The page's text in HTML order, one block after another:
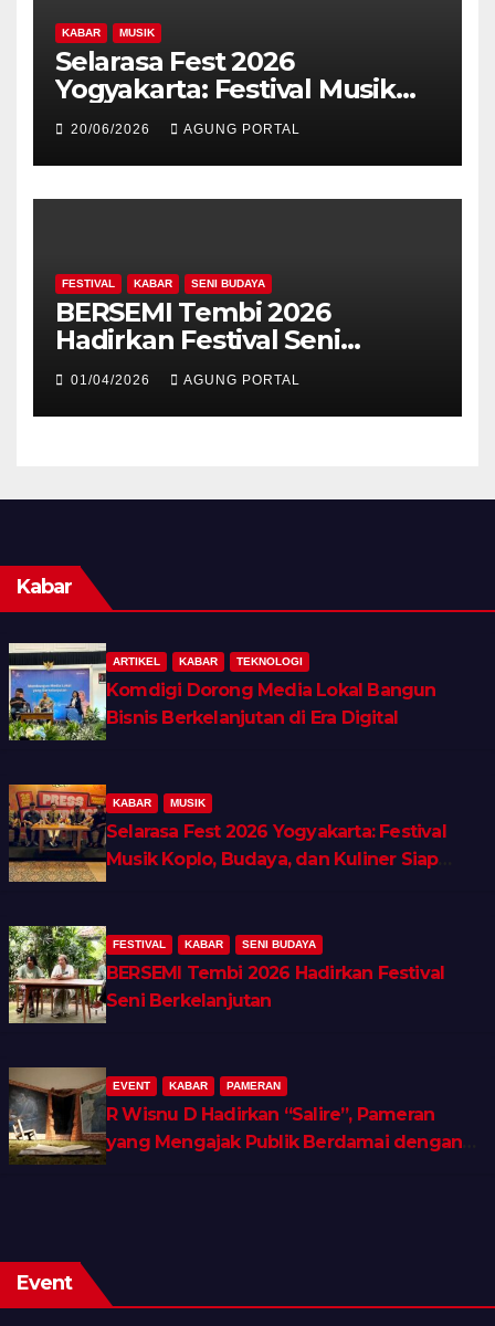
KABAR MUSIK
Selarasa Fest 2026
Yogyakarta: Festival Musik
Koplo, Budaya, dan Kuliner
Siap Guncang Rocket Arena
20/06/2026 AGUNG PORTAL
FESTIVAL KABAR SENI BUDAYA
BERSEMI Tembi 2026
Hadirkan Festival Seni
Berkelanjutan
01/04/2026 AGUNG PORTAL
Kabar
ARTIKEL KABAR TEKNOLOGI
Komdigi Dorong Media Lokal Bangun
Bisnis Berkelanjutan di Era Digital
KABAR MUSIK
Selarasa Fest 2026 Yogyakarta: Festival
Musik Koplo, Budaya, dan Kuliner Siap
FESTIVAL KABAR SENI BUDAYA
BERSEMI Tembi 2026 Hadirkan Festival
Seni Berkelanjutan
EVENT KABAR PAMERAN
R Wisnu D Hadirkan “Salire”, Pameran
yang Mengajak Publik Berdamai dengan
Event